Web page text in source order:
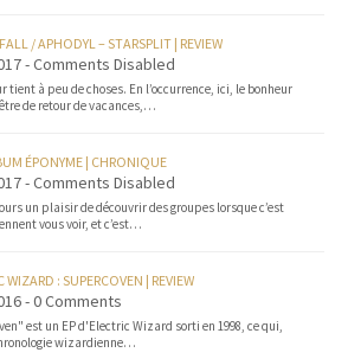
/ APHODYL – STARSPLIT | REVIEW
- Comments Disabled
tient à peu de choses. En l’occurrence, ici, le bonheur
de retour de vacances,…
ÉPONYME | CHRONIQUE
- Comments Disabled
un plaisir de découvrir des groupes lorsque c’est
vous voir, et c’est…
WIZARD : SUPERCOVEN | REVIEW
- 0 Comments
est un EP d'Electric Wizard sorti en 1998, ce qui,
wizardienne…